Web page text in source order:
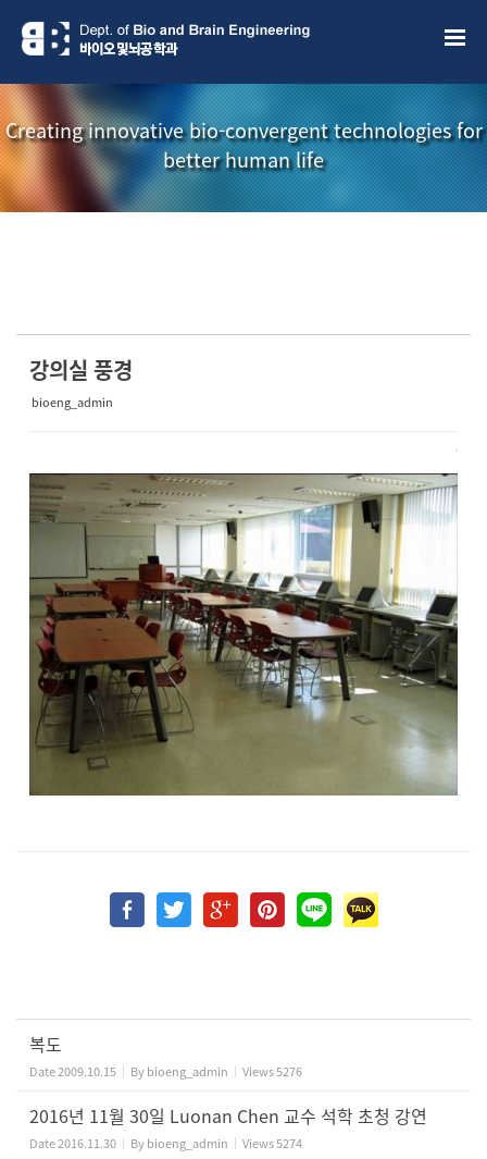
Creating innovative bio-convergent technologies for
better human life
소식지
강의실 풍경
bioeng_admin
복도
Date2009.10.15 Bybioeng_admin Views5276
2016년 11월 30일 Luonan Chen 교수 석학 초청 강연
Date2016.11.30 Bybioeng_admin Views5274